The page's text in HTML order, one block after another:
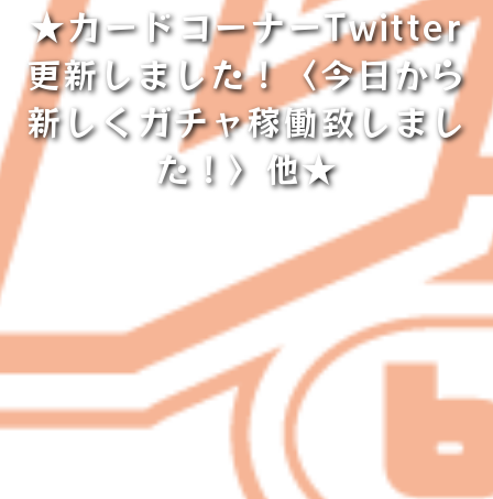
★カードコーナーTwitter
更新しました！〈今日から
新しくガチャ稼働致しまし
た！〉他★